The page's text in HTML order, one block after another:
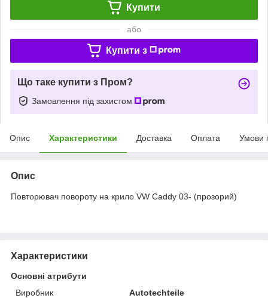
Купити
або
Купити з
Що таке купити з Пром?
Замовлення під захистом
Опис Характеристики Доставка Оплата Умови
Опис
Повторювач повороту на крило VW Caddy 03- (прозорий)
Характеристики
Основні атрибути
Виробник
Autotechteile